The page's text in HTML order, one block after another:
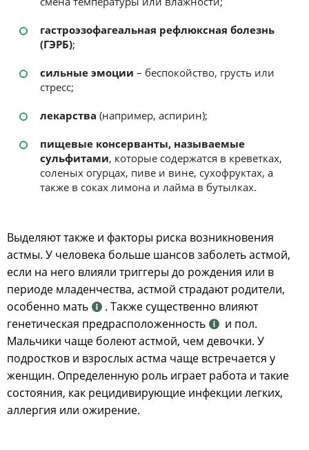
гастроэзофагеальная рефлюксная болезнь
(ГЭРБ);
сильные эмоции – беспокойство, грусть или
стресс;
лекарства(например, аспирин);
пищевые консерванты, называемые
сульфитами, которые содержатся в креветках,
соленых огурцах, пиве и вине, сухофруктах, а
также в соках лимона и лайма в бутылках.
Выделяют также и факторы риска возникновения
астмы. У человека больше шансов заболеть астмой,
если на него влияли триггеры до рождения или в
периоде младенчества, астмой страдают родители,
особенно мать
. Также существенно влияют
генетическая предрасположенность
и пол.
Мальчики чаще болеют астмой, чем девочки. У
подростков и взрослых астма чаще встречается у
женщин. Определенную роль играет работа и такие
состояния, как рецидивирующие инфекции легких,
аллергия или ожирение.